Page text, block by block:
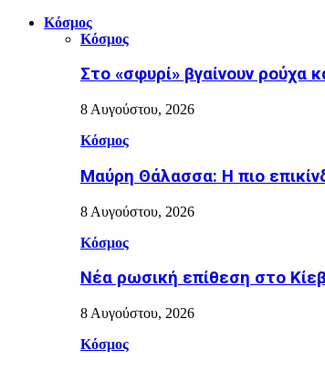
Κόσμος
Κόσμος
Στο «σφυρί» βγαίνουν ρούχα
8 Αυγούστου, 2026
Κόσμος
Μαύρη Θάλασσα: Η πιο
8 Αυγούστου, 2026
Κόσμος
Nέα ρωσική επίθεση στο
8 Αυγούστου, 2026
Κόσμος